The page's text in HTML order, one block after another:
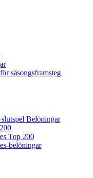
säsongsframsteg
Belöningar
Top 200
belöningar